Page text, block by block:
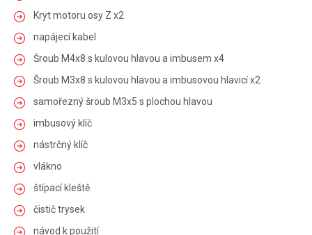
Kryt motoru osy Z x2
napájecí kabel
Šroub M4x8 s kulovou hlavou a imbusem x4
Šroub M3x8 s kulovou hlavou a imbusovou hlavicí x2
samořezný šroub M3x5 s plochou hlavou
imbusový klíč
nástrčný klíč
vlákno
štípací kleště
čistič trysek
návod k použití